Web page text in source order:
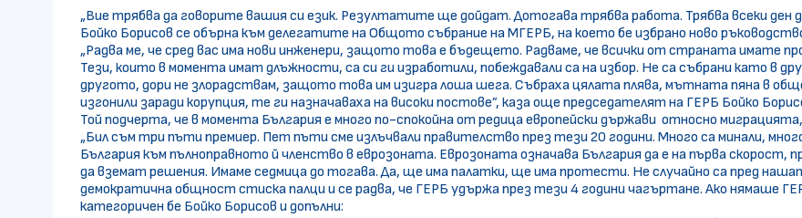
„Вие трябва да говорите вашия си език. Резултатите ще дойдат. Дотогава трябва работа. Трябва всеки ден
Бойко Борисов се обърна към делегатите на Общото събрание на МГЕРБ, на което бе избрано ново
„Радва ме, че сред вас има нови инженери, защото това е бъдещето. Радваме, че всички от страната имате
Тези, които в момента имат длъжности, са си ги изработили, побеждавали са на избор. Не са събрани като в
другото, дори не злорадствам, защото това им изигра лоша шега. Събраха цялата плява, мътната пяна в
изгонили заради корупция, те ги назначаваха на високи постове”, каза още председателят на ГЕРБ Бойко
Той подчерта, че в момента България е много по-спокойна от редица европейски държави относно
„Бил съм три пъти премиер. Пет пъти сме излъчвали правителство през тези 20 години. Много са минали,
България към пълноправното й членство в еврозоната. Еврозоната означава България да е на първа
да вземат решения. Имаме седмица до тогава. Да, ще има палатки, ще има протести. Не случайно са пред
демократична общност стиска палци и се радва, че ГЕРБ удържа през тези 4 години чагъртане. Ако нямаше
категоричен бе Бойко Борисов и допълни: